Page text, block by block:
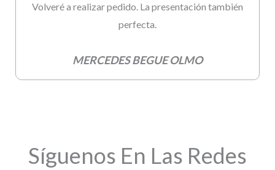
Volveré a realizar pedido. La presentación también
perfecta.
MERCEDES BEGUE OLMO
Síguenos En Las Redes